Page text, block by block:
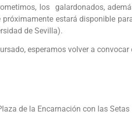
los galardonados,
estará disponible
de Sevilla).
esperamos volver a
de la Encarnación con las Setas